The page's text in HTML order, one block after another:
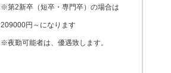
※第2新卒（短卒・専門卒）の場合は
209000円～になります
※夜勤可能者は、優遇致します。